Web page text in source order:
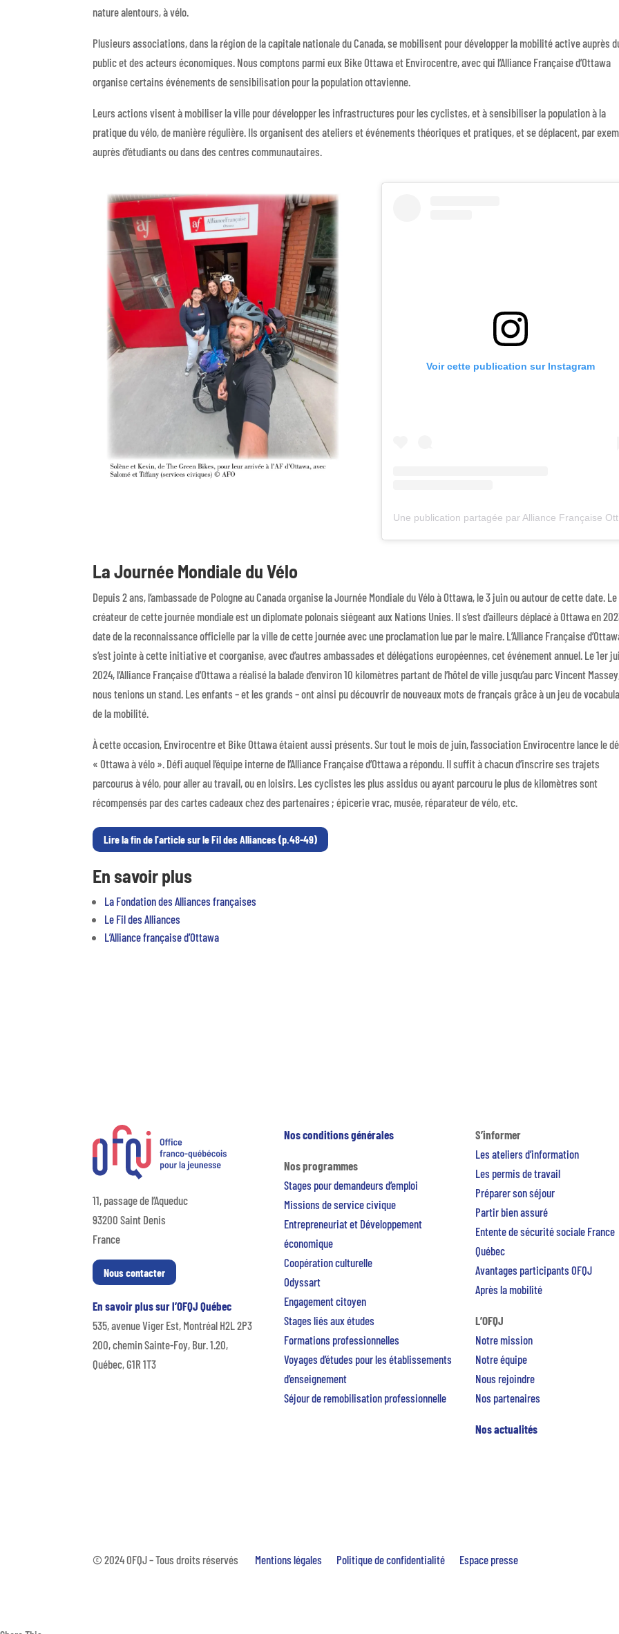
nature alentours, à vélo.
Plusieurs associations, dans la région de la capitale nationale du Canada, se mobilisent pour développer la mobilité active auprès
public et des acteurs économiques. Nous comptons parmi eux Bike Ottawa et Envirocentre, avec qui l’Alliance Française d’Ottawa
organise certains événements de sensibilisation pour la population ottavienne.
Leurs actions visent à mobiliser la ville pour développer les infrastructures pour les cyclistes, et à sensibiliser la population à la
pratique du vélo, de manière régulière. Ils organisent des ateliers et événements théoriques et pratiques, et se déplacent, par
auprès d’étudiants ou dans des centres communautaires.
Voir cette publication sur Instagram
Une
La Journée Mondiale du Vélo
Depuis 2 ans, l’ambassade de Pologne au Canada organise la Journée Mondiale du Vélo à Ottawa, le 3 juin ou autour de cette date. Le
créateur de cette journée mondiale est un diplomate polonais siégeant aux Nations Unies. Il s’est d’ailleurs déplacé à Ottawa en
date de la reconnaissance officielle par la ville de cette journée avec une proclamation lue par le maire. L’Alliance Française
s’est jointe à cette initiative et coorganise, avec d’autres ambassades et délégations européennes, cet événement annuel. Le 1er
2024, l’Alliance Française d’Ottawa a réalisé la balade d’environ 10 kilomètres partant de l’hôtel de ville jusqu’au parc Vincent
nous tenions un stand. Les enfants – et les grands – ont ainsi pu découvrir de nouveaux mots de français grâce à un jeu de
de la mobilité.
À cette occasion, Envirocentre et Bike Ottawa étaient aussi présents. Sur tout le mois de juin, l’association Envirocentre lance le
« Ottawa à vélo ». Défi auquel l’équipe interne de l’Alliance Française d’Ottawa a répondu. Il suffit à chacun d’inscrire ses trajets
parcourus à vélo, pour aller au travail, ou en loisirs. Les cyclistes les plus assidus ou ayant parcouru le plus de kilomètres sont
récompensés par des cartes cadeaux chez des partenaires ; épicerie vrac, musée, réparateur de vélo, etc.
Lire la fin de l'article sur le Fil des Alliances (p.48-49)
En savoir plus
La Fondation des Alliances françaises
Le Fil des Alliances
L’Alliance française d’Ottawa
11, passage de l’Aqueduc
93200 Saint Denis
France
Nous contacter
En savoir plus sur l’OFQJ Québec
535, avenue Viger Est, Montréal H2L 2P3
200, chemin Sainte-Foy, Bur. 1.20,
Québec, G1R 1T3
Nos conditions générales
Nos programmes
Stages pour demandeurs d’emploi
Missions de service civique
Entrepreneuriat et Développement
économique
Coopération culturelle
Odyssart
Engagement citoyen
Stages liés aux études
Formations professionnelles
Voyages d’études pour les établissements
d’enseignement
Séjour de remobilisation professionnelle
S’informer
Les ateliers d’information
Les permis de travail
Préparer son séjour
Partir bien assuré
Entente de sécurité sociale France
Québec
Avantages participants OFQJ
Après la mobilité
L’OFQJ
Notre mission
Notre équipe
Nous rejoindre
Nos partenaires
Nos actualités
© 2024 OFQJ – Tous droits réservés Mentions légales Politique de confidentialité Espace presse